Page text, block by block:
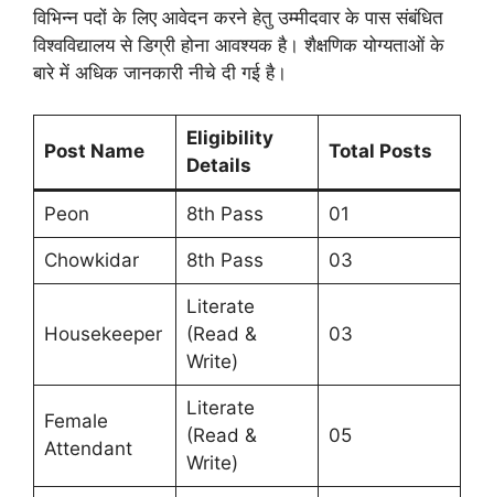
विभिन्न पदों के लिए आवेदन करने हेतु उम्मीदवार के पास संबंधित
विश्वविद्यालय से डिग्री होना आवश्यक है। शैक्षणिक योग्यताओं के
बारे में अधिक जानकारी नीचे दी गई है।
Post Name
Eligibility
Details
Total Posts
Peon 8th Pass 01
Chowkidar 8th Pass 03
Housekeeper
Literate
(Read &
Write)
03
Female
Attendant
Literate
(Read &
Write)
05